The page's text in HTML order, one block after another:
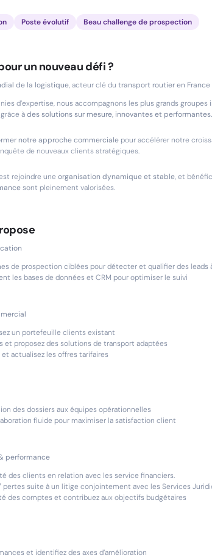
Poste évolutif Beau challenge de prospection
un nouveau défi ?
de la logistique, acteur clé du transport routier en
d’expertise, nous accompagnons les plus grands
àdes solutions sur mesure, innovantes et performantes.
notre approche commerciale pour accélérer notre
de nouveaux clients stratégiques.
rejoindre une organisation dynamique et stable, et
sont pleinement valorisées.
de prospection ciblées pour détecter et qualifier des
les bases de données et CRM pour optimiser le suivi
un portefeuille clients existant
et proposez des solutions de transport adaptées
et actualisez les offres tarifaires
des dossiers aux équipes opérationnelles
fluide pour maximiser la satisfaction client
performance
des clients en relation avec les service financiers.
pertes suite à un litige conjointement avec les Services
des comptes et contribuez aux objectifs budgétaires
et identifiez des axes d’amélioration